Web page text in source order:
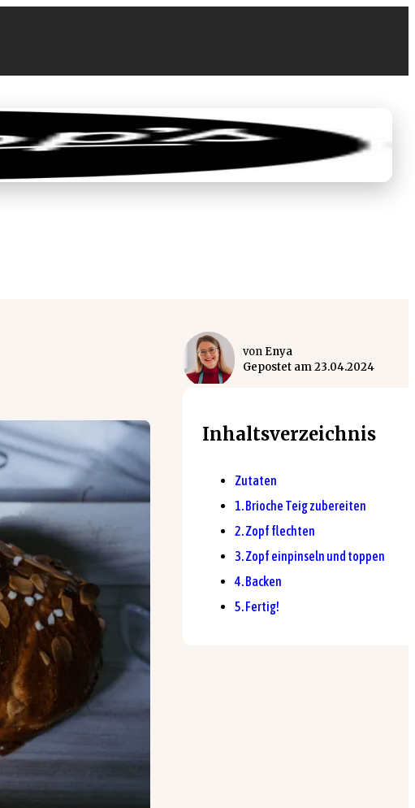
0,00 €
von Enya
Gepostet am23.04.2024
Inhaltsverzeichnis
Zutaten
1. Brioche Teig zubereiten
2. Zopf flechten
3. Zopf einpinseln und toppen
4. Backen
5. Fertig!